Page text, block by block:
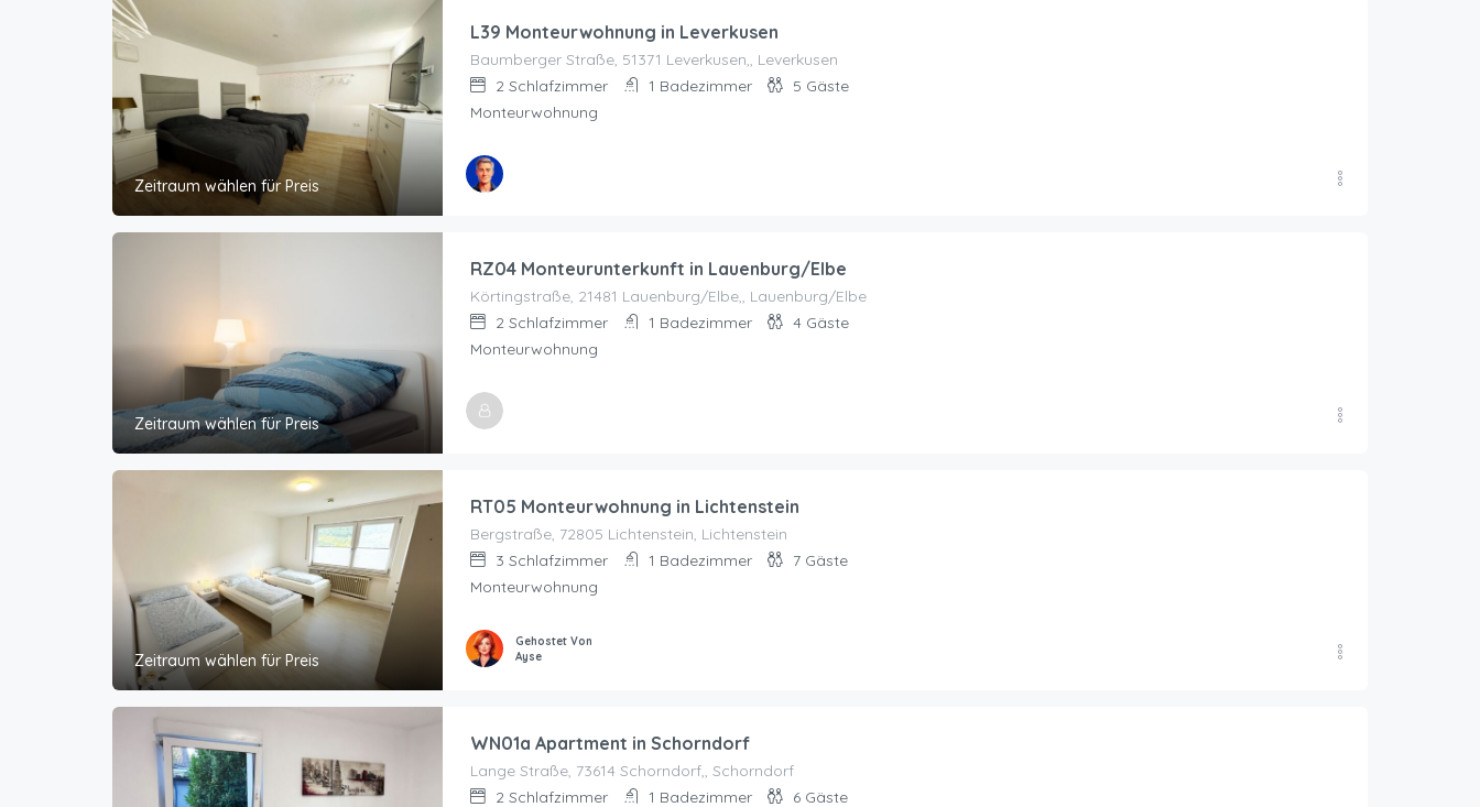
Zeitraum wählen für Preis
L39 Monteurwohnung in Leverkusen
Baumberger Straße, 51371 Leverkusen,, Leverkusen
2 Schlafzimmer 1 Badezimmer 5 Gäste
Monteurwohnung
Zeitraum wählen für Preis
RZ04 Monteurunterkunft in Lauenburg/Elbe
Körtingstraße, 21481 Lauenburg/Elbe,, Lauenburg/Elbe
2 Schlafzimmer 1 Badezimmer 4 Gäste
Monteurwohnung
Zeitraum wählen für Preis
RT05 Monteurwohnung in Lichtenstein
Bergstraße, 72805 Lichtenstein, Lichtenstein
3 Schlafzimmer 1 Badezimmer 7 Gäste
Monteurwohnung
Gehostet Von
Ayse
WN01a Apartment in Schorndorf
Lange Straße, 73614 Schorndorf,, Schorndorf
2 Schlafzimmer 1 Badezimmer 6 Gäste